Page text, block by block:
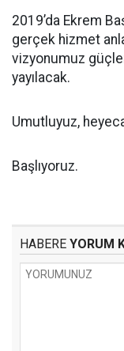
2019’da Ekrem
gerçek hizmet
vizyonumuz
yayılacak.
Umutluyuz,
Başlıyoruz.
HABERE YORUM